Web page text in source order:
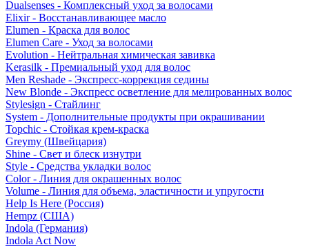
Dualsenses - Комплексный уход за волосами
Elixir - Восстанавливающее масло
Elumen - Краска для волос
Elumen Care - Уход за волосами
Evolution - Нейтральная химическая завивка
Kerasilk - Премиальный уход для волос
Men Reshade - Экспресс-коррекция седины
New Blonde - Экспресс осветление для мелированных волос
Stylesign - Стайлинг
System - Дополнительные продукты при окрашивании
Topchic - Стойкая крем-краска
Greymy (Швейцария)
Shine - Свет и блеск изнутри
Style - Средства укладки волос
Color - Линия для окрашенных волос
Volume - Линия для объема, эластичности и упругости
Help Is Here (Россия)
Hempz (США)
Indola (Германия)
Indola Act Now